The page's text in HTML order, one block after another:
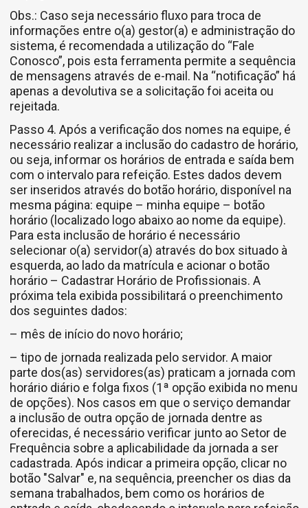
Obs.: Caso seja necessário fluxo para troca de
informações entre o(a) gestor(a) e administração do
sistema, é recomendada a utilização do “Fale
Conosco”, pois esta ferramenta permite a sequência
de mensagens através de e-mail. Na “notificação” há
apenas a devolutiva se a solicitação foi aceita ou
rejeitada.
Passo 4. Após a verificação dos nomes na equipe, é
necessário realizar a inclusão do cadastro de horário,
ou seja, informar os horários de entrada e saída bem
com o intervalo para refeição. Estes dados devem
ser inseridos através do botão horário, disponível na
mesma página: equipe – minha equipe – botão
horário (localizado logo abaixo ao nome da equipe).
Para esta inclusão de horário é necessário
selecionar o(a) servidor(a) através do box situado à
esquerda, ao lado da matrícula e acionar o botão
horário – Cadastrar Horário de Profissionais. A
próxima tela exibida possibilitará o preenchimento
dos seguintes dados:
– mês de início do novo horário;
– tipo de jornada realizada pelo servidor. A maior
parte dos(as) servidores(as) praticam a jornada com
horário diário e folga fixos (1ª opção exibida no menu
de opções). Nos casos em que o serviço demandar
a inclusão de outra opção de jornada dentre as
oferecidas, é necessário verificar junto ao Setor de
Frequência sobre a aplicabilidade da jornada a ser
cadastrada. Após indicar a primeira opção, clicar no
botão "Salvar" e, na sequência, preencher os dias da
semana trabalhados, bem como os horários de